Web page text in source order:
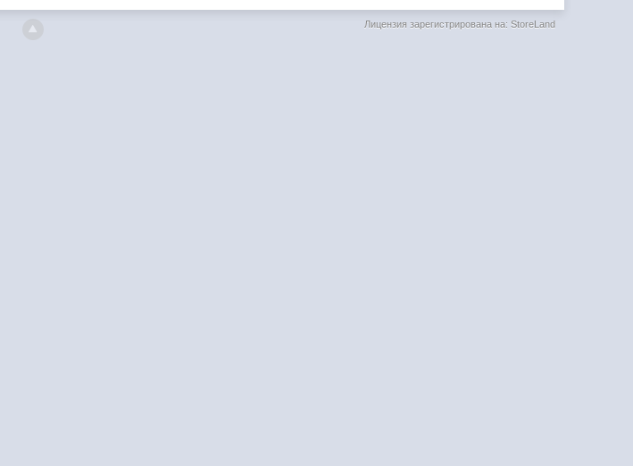
Лицензия зарегистрирована на: StoreLand